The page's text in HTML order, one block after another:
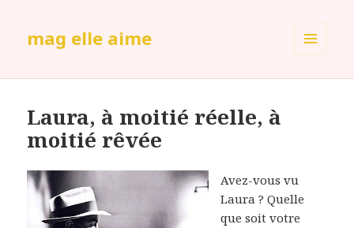
mag elle aime
Laura, à moitié réelle, à
moitié rêvée
Avez-vous vu
Laura ? Quelle
que soit votre